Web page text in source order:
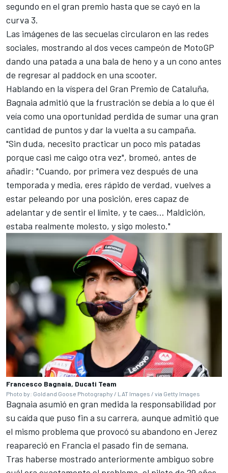
segundo en el gran premio hasta que se cayó en la
curva 3.
Las imágenes de las secuelas circularon en las redes
sociales, mostrando al dos veces campeón de MotoGP
dando una patada a una bala de heno y a un cono antes
de regresar al paddock en una scooter.
Hablando en la víspera del Gran Premio de Cataluña,
Bagnaia admitió que la frustración se debía a lo que él
veía como una oportunidad perdida de sumar una gran
cantidad de puntos y dar la vuelta a su campaña.
"Sin duda, necesito practicar un poco mis patadas
porque casi me caigo otra vez", bromeó, antes de
añadir: "Cuando, por primera vez después de una
temporada y media, eres rápido de verdad, vuelves a
estar peleando por una posición, eres capaz de
adelantar y de sentir el límite, y te caes… Maldición,
estaba realmente molesto, y sigo molesto."
Francesco Bagnaia, Ducati Team
Photo by: Gold and Goose Photography / LAT Images / via Getty Images
Bagnaia asumió en gran medida la responsabilidad por
su caída que puso fin a su carrera, aunque admitió que
el mismo problema que provocó su abandono en Jerez
reapareció en Francia el pasado fin de semana.
Tras haberse mostrado anteriormente ambiguo sobre